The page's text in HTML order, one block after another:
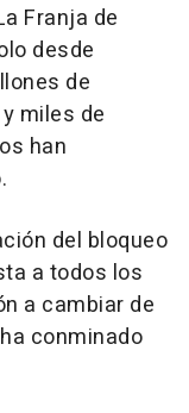
Franja de
desde
de
miles de
han
del bloqueo
a todos los
a cambiar de
conminado